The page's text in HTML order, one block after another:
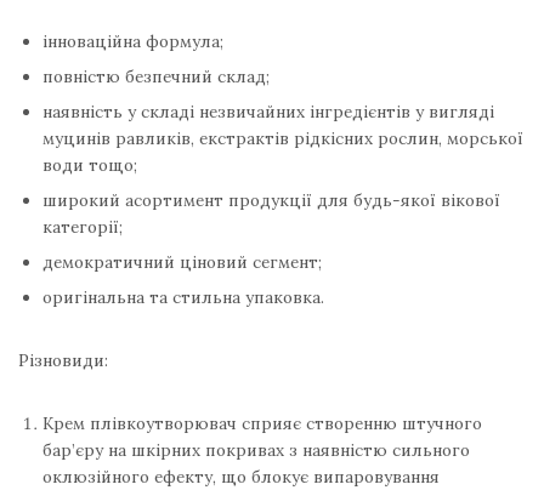
інноваційна формула;
повністю безпечний склад;
наявність у складі незвичайних інгредієнтів у вигляді
муцинів равликів, екстрактів рідкісних рослин, морської
води тощо;
широкий асортимент продукції для будь-якої вікової
категорії;
демократичний ціновий сегмент;
оригінальна та стильна упаковка.
Різновиди:
Крем плівкоутворювач сприяє створенню штучного
бар’єру на шкірних покривах з наявністю сильного
оклюзійного ефекту, що блокує випаровування